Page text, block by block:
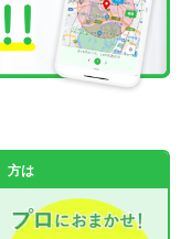
方は